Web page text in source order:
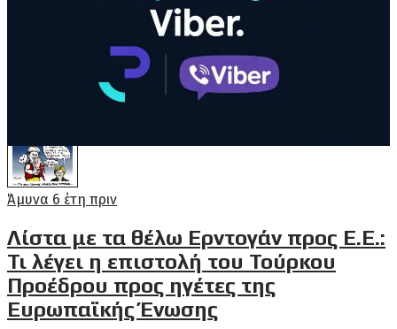
Άμυνα 6 έτη πριν
Λίστα με τα θέλω Ερντογάν προς Ε.Ε.:
Τι λέγει η επιστολή του Τούρκου
Προέδρου προς ηγέτες της
Ευρωπαϊκής Ένωσης